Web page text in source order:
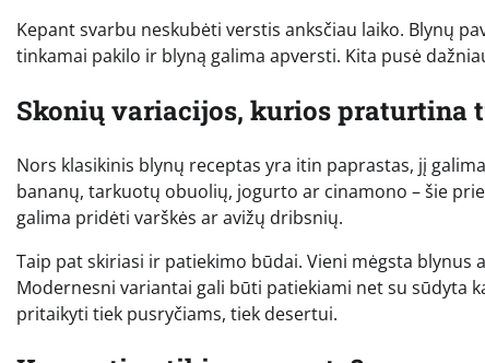
Kepant svarbu neskubėti verstis anksčiau laiko. Blynų
tinkamai pakilo ir blyną galima apversti. Kita pusė
Skonių variacijos, kurios praturtina
Nors klasikinis blynų receptas yra itin paprastas, jį
bananų, tarkuotų obuolių, jogurto ar cinamono – šie
galima pridėti varškės ar avižų dribsnių.
Taip pat skiriasi ir patiekimo būdai. Vieni mėgsta
Modernesni variantai gali būti patiekiami net su sūdyta
pritaikyti tiek pusryčiams, tiek desertui.